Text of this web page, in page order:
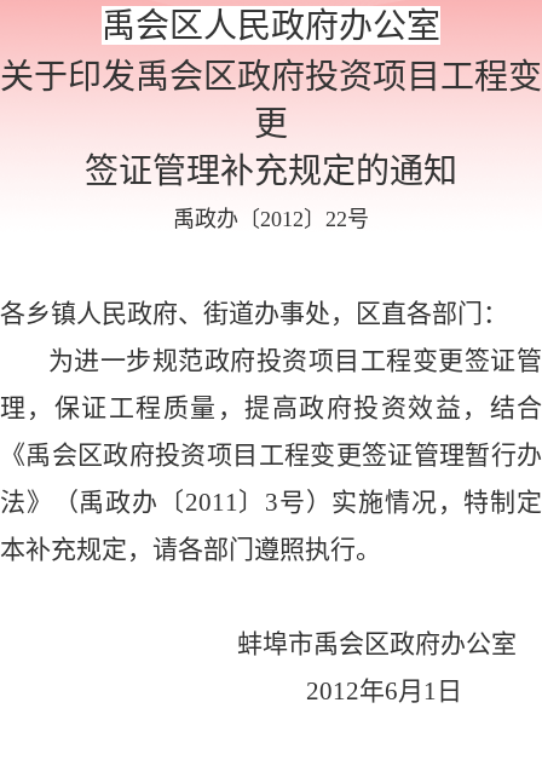
禹会区人民政府办公室
关于印发禹会区政府投资项目工程变
更
签证管理补充规定的通知
禹政办〔2012〕 22号
各乡镇人民政府、街道办事处，区直各部门：
为进一步规范政府投资项目工程变更签证管
理，保证工程质量，提高政府投资效益，结合
《禹会区政府投资项目工程变更签证管理暂行办
法》（禹政办〔2011〕 3号）实施情况，特制定
本补充规定，请各部门遵照执行。
蚌埠市禹会区政府办公室
2012年6月 1 日